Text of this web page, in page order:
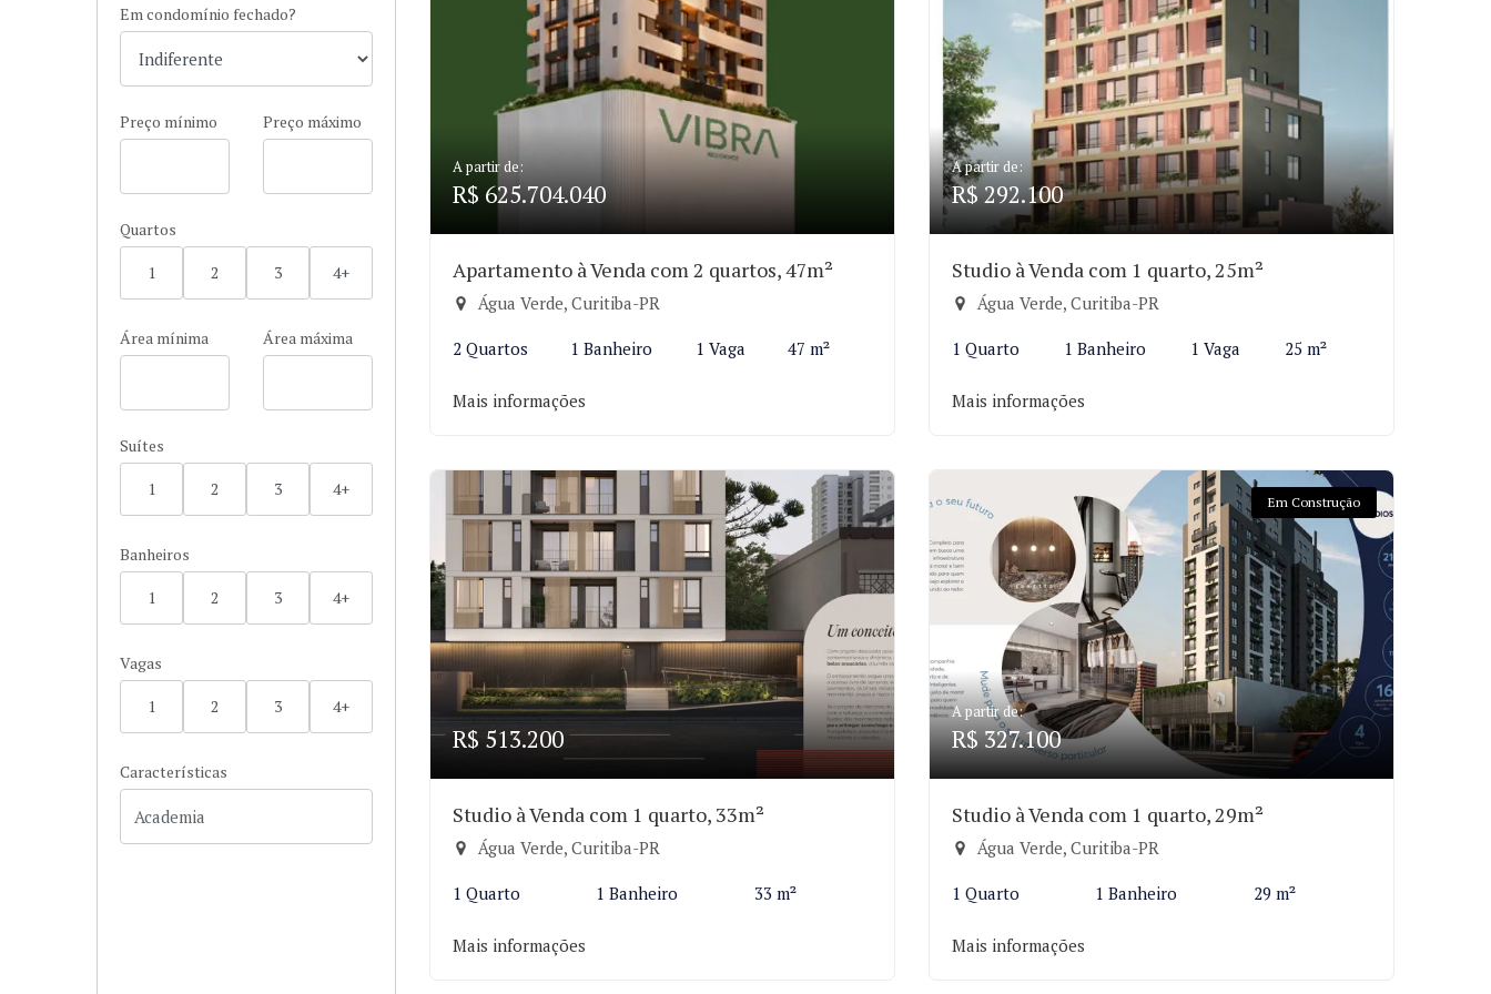
Em condomínio fechado?
Preço mínimo Preço máximo
Quartos
1 2 3 4+
Área mínima Área máxima
Suítes
1 2 3 4+
Banheiros
1 2 3 4+
Vagas
1 2 3 4+
Características
A partir de:
R$ 625.704.040
Apartamento à Venda com 2 quartos, 47m²
Água Verde, Curitiba-PR
2 Quartos 1 Banheiro 1 Vaga 47 m²
Mais informações
A partir de:
R$ 292.100
Studio à Venda com 1 quarto, 25m²
Água Verde, Curitiba-PR
1 Quarto 1 Banheiro 1 Vaga 25 m²
Mais informações
R$ 513.200
Studio à Venda com 1 quarto, 33m²
Água Verde, Curitiba-PR
1 Quarto 1 Banheiro 33 m²
Mais informações
Em Construção
A partir de:
R$ 327.100
Studio à Venda com 1 quarto, 29m²
Água Verde, Curitiba-PR
1 Quarto 1 Banheiro 29 m²
Mais informações